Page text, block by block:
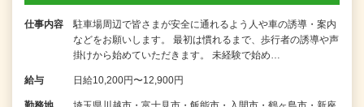
仕事内容
駐車場周辺で皆さまが安全に通れるよう人や車の誘導・案内
などをお願いします。 最初は慣れるまで、歩行者の誘導や声
掛けから始めていただきます。 未経験で始め…
給与 日給10,200円〜12,900円